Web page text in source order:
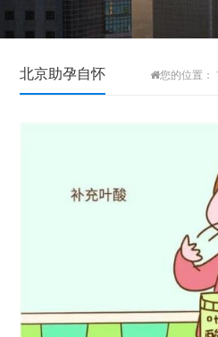
北京助孕自怀 您的位置：